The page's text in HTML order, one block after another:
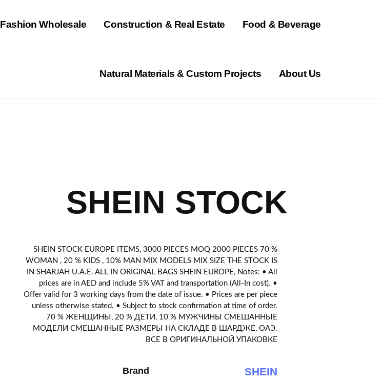
⁠Fashion Wholesale Construction & Real Estate Food & Beverage
Natural Materials & Custom Projects About Us
SHEIN STOCK
SHEIN STOCK EUROPE ITEMS, 3000 PIECES MOQ 2000 PIECES 70 %
WOMAN , 20 % KIDS , 10% MAN MIX MODELS MIX SIZE THE STOCK IS
IN SHARJAH U.A.E. ALL IN ORIGINAL BAGS SHEIN EUROPE, Notes: • All
prices are in AED and include 5% VAT and transportation (All-In cost). •
Offer valid for 3 working days from the date of issue. • Prices are per piece
unless otherwise stated. • Subject to stock confirmation at time of order.
70 % ЖЕНЩИНЫ, 20 % ДЕТИ, 10 % МУЖЧИНЫ СМЕШАННЫЕ
МОДЕЛИ СМЕШАННЫЕ РАЗМЕРЫ НА СКЛАДЕ В ШАРДЖЕ, ОАЭ.
ВСЕ В ОРИГИНАЛЬНОЙ УПАКОВКЕ
Brand SHEIN